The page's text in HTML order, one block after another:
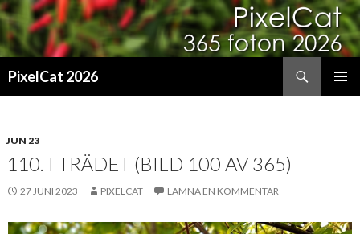
PixelCat 2026
JUN 23
110. I TRÄDET (BILD 100 AV 365)
27 JUNI 2023 PIXELCAT LÄMNA EN KOMMENTAR